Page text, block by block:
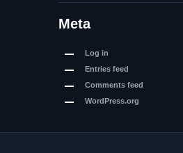
Meta
Log in
Entries feed
Comments feed
WordPress.org